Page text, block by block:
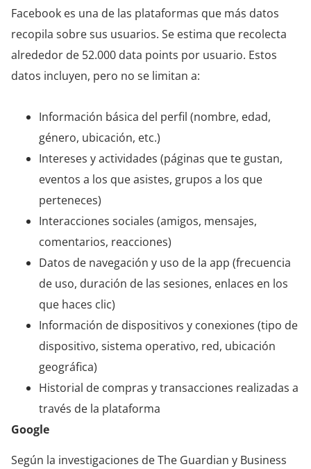
Facebook es una de las plataformas que más datos
recopila sobre sus usuarios. Se estima que recolecta
alrededor de 52.000 data points por usuario. Estos
datos incluyen, pero no se limitan a:
Información básica del perfil (nombre, edad,
género, ubicación, etc.)
Intereses y actividades (páginas que te gustan,
eventos a los que asistes, grupos a los que
perteneces)
Interacciones sociales (amigos, mensajes,
comentarios, reacciones)
Datos de navegación y uso de la app (frecuencia
de uso, duración de las sesiones, enlaces en los
que haces clic)
Información de dispositivos y conexiones (tipo de
dispositivo, sistema operativo, red, ubicación
geográfica)
Historial de compras y transacciones realizadas a
través de la plataforma
Google
Según la investigaciones de The Guardian y Business